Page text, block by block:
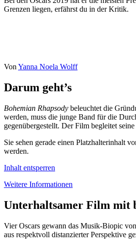
Grenzen liegen, erfährst du in der Kritik.
Von Yanna Noela Wolff
Darum geht’s
Bohemian Rhapsody beleuchtet die
werden, muss die junge Band für die
gegenübergestellt. Der Film begleitet
Sie sehen gerade einen Platzhalterinhalt
werden.
Inhalt entsperren
Weitere Informationen
Unterhaltsamer Film mit
Vier Oscars gewann das Musik-Biopic
aus respektvoll distanzierter Perspektive